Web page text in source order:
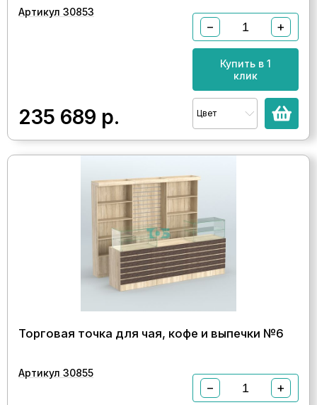
Артикул 30853
235 689 р.
− +
Купить в 1
клик
Цвет
Торговая точка для чая, кофе и выпечки №6
Артикул 30855
− +